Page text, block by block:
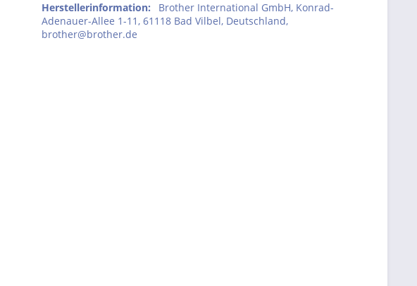
Herstellerinformation:
Brother International GmbH, Konrad-
Adenauer-Allee 1-11, 61118 Bad Vilbel, Deutschland,
brother@brother.de